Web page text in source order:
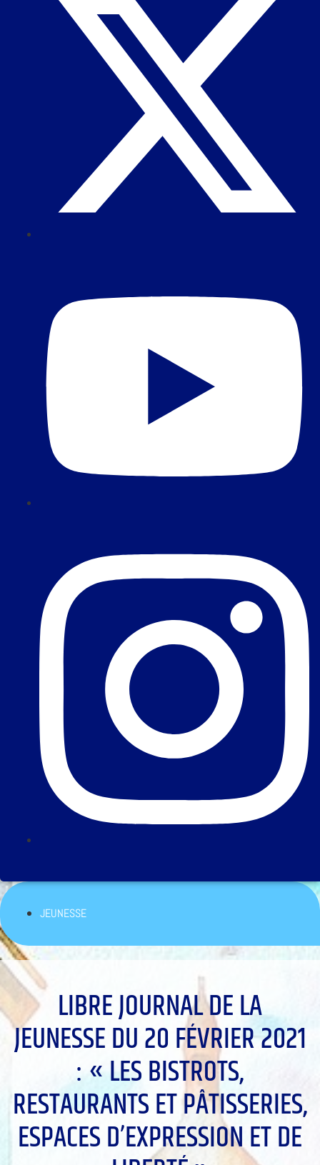
JEUNESSE
LIBRE JOURNAL DE LA
JEUNESSE DU 20 FÉVRIER 2021
: « LES BISTROTS,
RESTAURANTS ET PÂTISSERIES,
ESPACES D’EXPRESSION ET DE